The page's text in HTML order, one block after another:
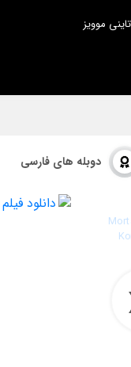
موویز
دوبله های فارسی